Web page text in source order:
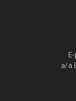
a/a